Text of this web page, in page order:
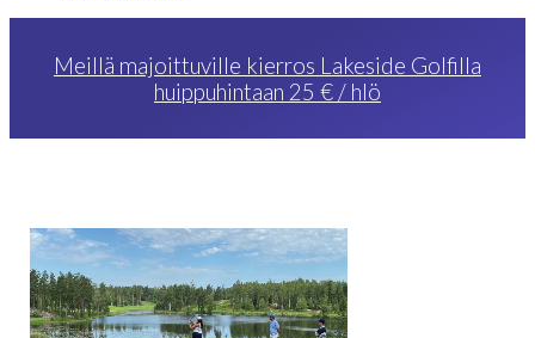
Meillä majoittuville kierros Lakeside Golfilla
huippuhintaan 25 € / hlö